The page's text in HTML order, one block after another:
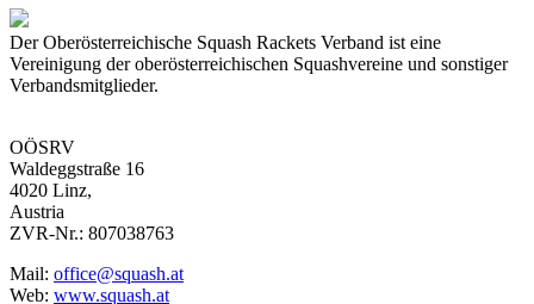
Der Oberösterreichische Squash Rackets Verband ist eine
Vereinigung der oberösterreichischen Squashvereine und sonstiger
Verbandsmitglieder.
OÖSRV
Waldeggstraße 16
4020 Linz,
Austria
ZVR-Nr.: 807038763
Mail: office@squash.at
Web: www.squash.at